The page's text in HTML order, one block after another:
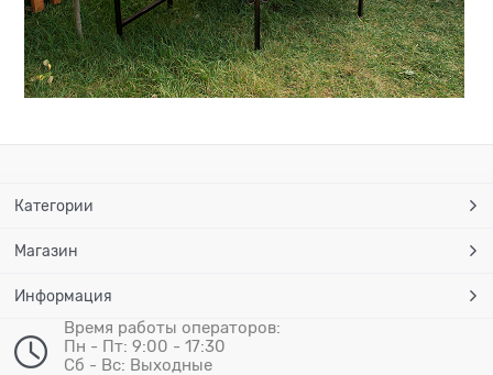
Категории
Магазин
Информация
Время работы операторов:
Пн - Пт: 9:00 - 17:30
Сб - Вс: Выходные